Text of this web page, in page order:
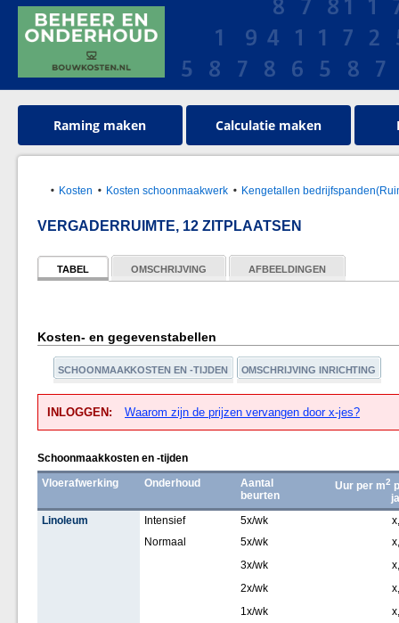
Raming maken Calculatie maken
Kosten Kosten schoonmaakwerk Kengetallen
VERGADERRUIMTE, 12 ZITPLAATSEN
TABEL OMSCHRIJVING AFBEELDINGEN
Kosten- en gegevenstabellen
SCHOONMAAKKOSTEN EN -TIJDEN OMSCHRIJVING INRICHTING
INLOGGEN: Waarom zijn de prijzen vervangen door x-jes?
Schoonmaakkosten en -tijden
Vloerafwerking
Onderhoud
Aantal
beurten
Uur per m2
Linoleum
Intensief 5x/wk
Normaal
5x/wk
3x/wk
2x/wk
1x/wk